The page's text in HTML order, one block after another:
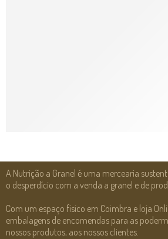
A Nutrição a Granel é uma mercearia
o desperdício com a venda a granel e de
Com um espaço físico em Coimbra e loja
embalagens de encomendas para as
nossos produtos, aos nossos clientes.